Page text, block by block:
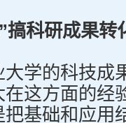
搞科研成果转
学的科技成
这方面的经
基础和应用